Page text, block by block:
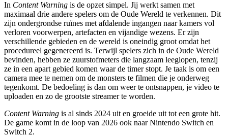
In Content Warning is de opzet simpel. Jij werkt samen met
maximaal drie andere spelers om de Oude Wereld te verkennen. Dit
zijn ondergrondse ruïnes met afdalende ingangen naar kamers vol
verloren voorwerpen, artefacten en vijandige wezens. Er zijn
verschillende gebieden en de wereld is oneindig groot omdat het
procedureel gegenereerd is. Terwijl spelers zich in de Oude Wereld
bevinden, hebben ze zuurstofmeters die langzaam leeglopen, tenzij
ze in een apart gebied komen waar de timer stopt. Je taak is om een
camera mee te nemen om de monsters te filmen die je onderweg
tegenkomt. De bedoeling is dan om weer te ontsnappen, je video te
uploaden en zo de grootste streamer te worden.
Content Warning is al sinds 2024 uit en groeide uit tot een grote hit.
De game komt in de loop van 2026 ook naar Nintendo Switch en
Switch 2.